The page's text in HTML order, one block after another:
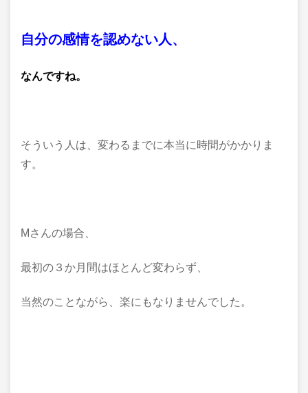
自分の感情を認めない人、
なんですね。
そういう人は、変わるまでに本当に時間がかかりま
す。
Mさんの場合、
最初の３か月間はほとんど変わらず、
当然のことながら、楽にもなりませんでした。